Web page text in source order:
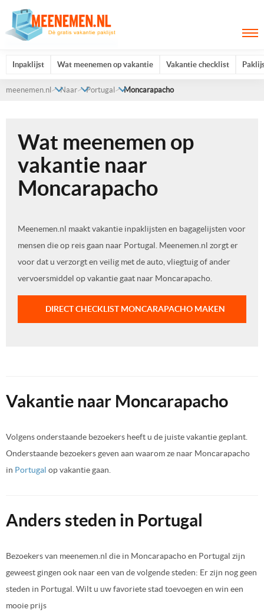
Inpaklijst Wat meenemen op vakantie Vakantie checklist
meenemen.nl Naar Portugal Moncarapacho
Wat meenemen op
vakantie naar
Moncarapacho
Meenemen.nl maakt vakantie inpaklijsten en bagagelijsten voor
mensen die op reis gaan naar Portugal. Meenemen.nl zorgt er
voor dat u verzorgt en veilig met de auto, vliegtuig of ander
vervoersmiddel op vakantie gaat naar Moncarapacho.
DIRECT CHECKLIST MONCARAPACHO MAKEN
Vakantie naar Moncarapacho
Volgens onderstaande bezoekers heeft u de juiste vakantie geplant.
Onderstaande bezoekers geven aan waarom ze naar Moncarapacho
in Portugal op vakantie gaan.
Anders steden in Portugal
Bezoekers van meenemen.nl die in Moncarapacho en Portugal zijn
geweest gingen ook naar een van de volgende steden: Er zijn nog geen
steden in Portugal. Wilt u uw favoriete stad toevoegen en win een
mooie prijs